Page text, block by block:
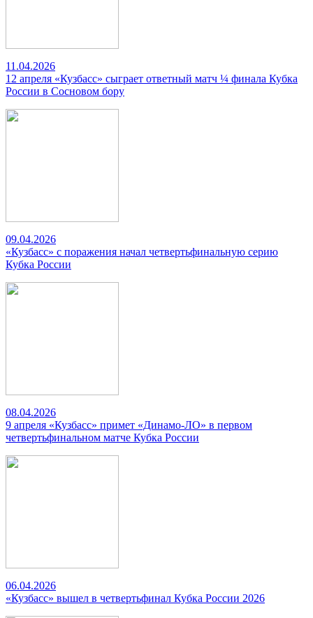
11.04.2026
12 апреля «Кузбасс» сыграет ответный матч ¼ финала Кубка
России в Сосновом бору
09.04.2026
«Кузбасс» с поражения начал четвертьфинальную серию
Кубка России
08.04.2026
9 апреля «Кузбасс» примет «Динамо-ЛО» в первом
четвертьфинальном матче Кубка России
06.04.2026
«Кузбасс» вышел в четвертьфинал Кубка России 2026